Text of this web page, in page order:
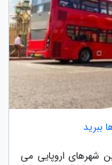
شهرهای اروپایی می